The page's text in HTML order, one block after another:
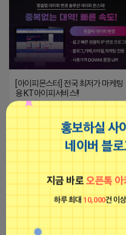
홍보하실 사
네이버 블
지금 바로오픈톡 아
하루 최대10,000건 이
[아이피몬스터] 전국 최저가 마케팅
용 KT아이피서비스!!
2023-09-06 14:23:39
초롱초롱 어피치